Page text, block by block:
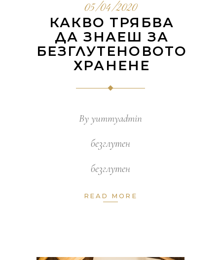
05/04/2020
КАКВО ТРЯБВА
ДА ЗНАЕШ ЗА
БЕЗГЛУТЕНОВОТО
ХРАНЕНЕ
By yummyadmin
безглутен
безглутен
READ MORE